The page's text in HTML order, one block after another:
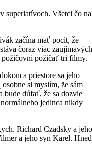
superlatívoch. Všetci čo na
začína mať pocit, že
čoraz viac zaujímavých
požičovni požičať tri filmy.
priestore sa jeho
si myslím, že sám
bude dúfať, že sa dozvie
jedinca nikdy
Richard Czadsky a
a jeho syn Karel.